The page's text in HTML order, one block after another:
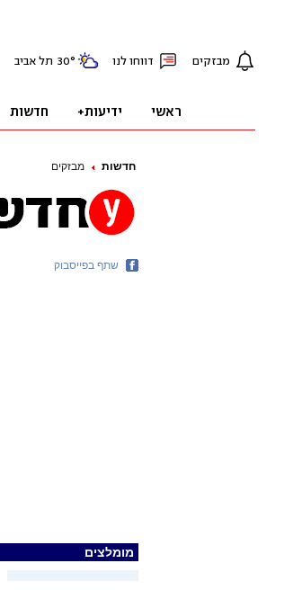
חדשות מבזקים
שתף בפייסבוק
מומלצים